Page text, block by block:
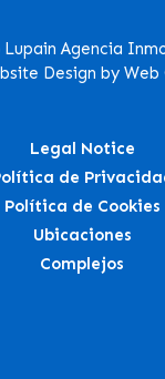
Agencia
Design by Web
Legal Notice
de
Política de Cookies
Ubicaciones
Complejos